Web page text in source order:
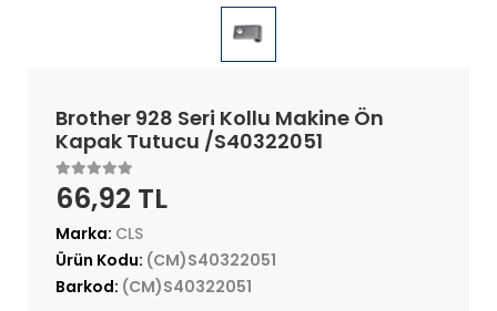
Brother 928 Seri Kollu Makine Ön
Kapak Tutucu /S40322051
66,92 TL
Marka: CLS
Ürün Kodu: (CM)S40322051
Barkod: (CM)S40322051